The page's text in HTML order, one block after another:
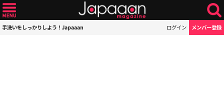
手洗いをしっかりしよう！Japaaan ログイン メンバー登録